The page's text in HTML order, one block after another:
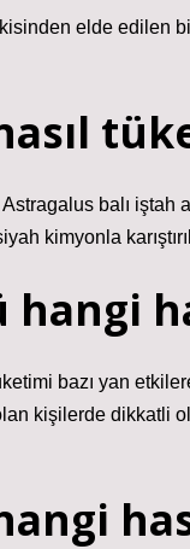
elde edilen
balı iştah
kimyonla
hangi
bazı yan
kişilerde dikkatli